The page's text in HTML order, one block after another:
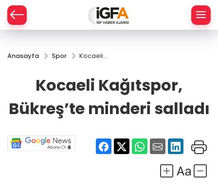
Anasayfa Spor
Kocaeli
minderi
Kocaeli Kağıtspor,
Bükreş’te minderi salladı